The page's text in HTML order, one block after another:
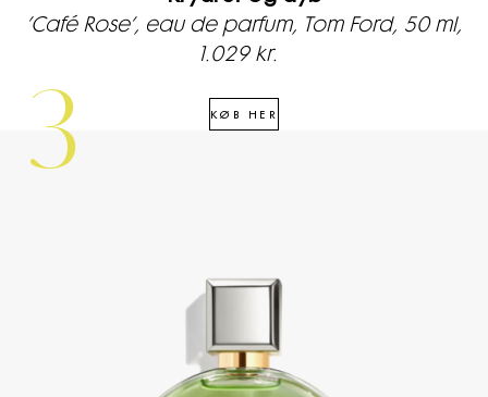
’Café Rose’, eau de parfum, Tom Ford, 50 ml,
1.029 kr.
KØB HER
3